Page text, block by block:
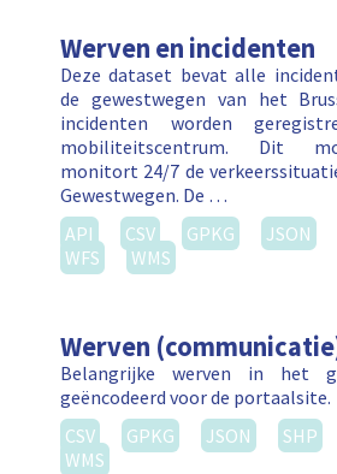
Werven en incidenten
Deze dataset bevat alle
de gewestwegen van het
incidenten worden
mobiliteitscentrum. Dit
monitort 24/7 de
Gewestwegen. De …
API
CSV GPKG JSON
WFS
WMS
Werven
Belangrijke werven in het
geëncodeerd voor de portaalsite.
CSV
GPKG JSON SHP
WMS